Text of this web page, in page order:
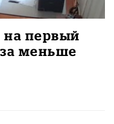
на первый
меньше